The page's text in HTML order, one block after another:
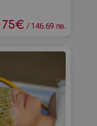
75€ /146.69 лв.